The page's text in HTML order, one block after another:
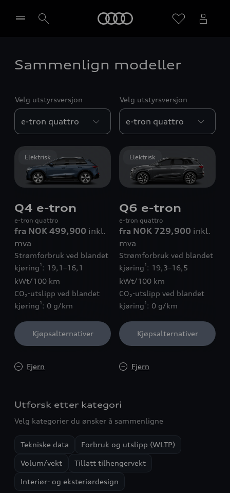
Velg forhandler
Sammenlign modeller
Velg utstyrsversjon
Elektrisk
Q4 e-tron
e-tron quattro
fra NOK 499,900 inkl.
mva
Strømforbruk ved blandet
kjøring 1 : 19,1–16,1
kWt/100 km
CO₂-utslipp ved blandet
kjøring 1 : 0 g/km
Kjøpsalternativer
Fjern
Velg utstyrsversjon
Elektrisk
Q6 e-tron
e-tron quattro
fra NOK 729,900 inkl.
mva
Strømforbruk ved blandet
kjøring 1 : 19,3–16,5
kWt/100 km
CO₂-utslipp ved blandet
kjøring 1 : 0 g/km
Kjøpsalternativer
Fjern
Utforsk etter kategori
Velg kategorier du ønsker å sammenligne
Tekniske data Forbruk og utslipp (WLTP)
Volum/vekt Tillatt tilhengervekt
Interiør- og eksteriørdesign